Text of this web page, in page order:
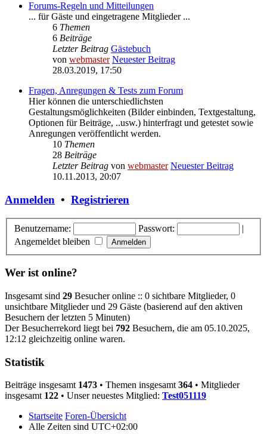
Forums-Regeln und Mitteilungen
... für Gäste und eingetragene Mitglieder ...
6 Themen
6 Beiträge
Letzter Beitrag Gästebuch
von webmaster Neuester Beitrag
28.03.2019, 17:50
Fragen, Anregungen & Tests zum Forum
Hier können die unterschiedlichsten
Gestaltungsmöglichkeiten (Bilder einbinden, Textgestaltung,
Optionen für Beiträge, ..usw.) hinterfragt und getestet sowie
Anregungen veröffentlicht werden.
10 Themen
28 Beiträge
Letzter Beitrag von webmaster Neuester Beitrag
10.11.2013, 20:07
Anmelden • Registrieren
Benutzername: Passwort:
|
Angemeldet bleiben
Wer ist online?
Insgesamt sind 29 Besucher online :: 0 sichtbare Mitglieder, 0
unsichtbare Mitglieder und 29 Gäste (basierend auf den aktiven
Besuchern der letzten 5 Minuten)
Der Besucherrekord liegt bei 792 Besuchern, die am 05.10.2025,
12:12 gleichzeitig online waren.
Statistik
Beiträge insgesamt 1473 • Themen insgesamt 364 • Mitglieder
insgesamt 122 • Unser neuestes Mitglied: Test051119
Startseite Foren-Übersicht
Alle Zeiten sind UTC+02:00